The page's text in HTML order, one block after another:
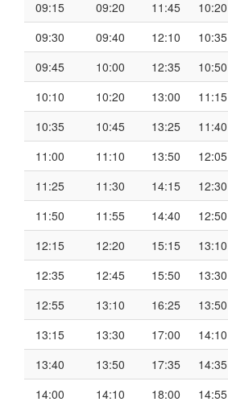
09:15 09:20 11:45 10:20
09:30
09:40 12:10 10:35
09:45
10:00 12:35 10:50
10:10
10:20 13:00 11:15
10:35
10:45 13:25 11:40
11:00
11:10 13:50 12:05
11:25
11:30 14:15 12:30
11:50
11:55 14:40 12:50
12:15
12:20 15:15 13:10
12:35
12:45 15:50 13:30
12:55
13:10 16:25 13:50
13:15
13:30 17:00 14:10
13:40
13:50 17:35 14:35
14:00
14:10 18:00 14:55